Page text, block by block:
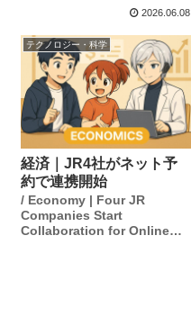
2026.06.08
テクノロジー・科学
経済｜JR4社がネット予
約で連携開始
/ Economy | Four JR
Companies Start
Collaboration for Online